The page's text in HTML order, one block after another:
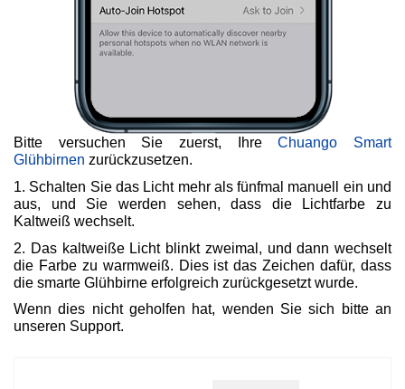
Bitte versuchen Sie zuerst, IhreChuango Smart
Glühbirnen zurückzusetzen.
1. Schalten Sie das Licht mehr als fünfmal manuell ein und
aus, und Sie werden sehen, dass die Lichtfarbe zu
Kaltweiß wechselt.
2. Das kaltweiße Licht blinkt zweimal, und dann wechselt
die Farbe zu warmweiß. Dies ist das Zeichen dafür, dass
die smarte Glühbirne erfolgreich zurückgesetzt wurde.
Wenn dies nicht geholfen hat, wenden Sie sich bitte an
unseren Support.